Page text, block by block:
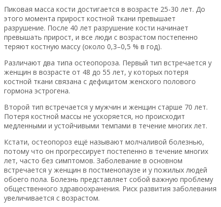
Пиковая масса кости достигается в возрасте 25-30 лет. До
этого момента прирост костной ткани превышает
разрушение. После 40 лет разрушение кости начинает
превышать прирост, и все люди с возрастом постепенно
теряют костную массу (около 0,3–0,5 % в год).
Различают два типа остеопороза. Первый тип встречается у
женщин в возрасте от 48 до 55 лет, у которых потеря
костной ткани связана с дефицитом женского полового
гормона эстрогена.
Второй тип встречается у мужчин и женщин старше 70 лет.
Потеря костной массы не ускоряется, но происходит
медленными и устойчивыми темпами в течение многих лет.
Кстати, остеопороз ещё называют молчаливой болезнью,
потому что он прогрессирует постепенно в течение многих
лет, часто без симптомов. Заболевание в основном
встречается у женщин в постменопаузе и у пожилых людей
обоего пола. Болезнь представляет собой важную проблему
общественного здравоохранения. Риск развития заболевания
увеличивается с возрастом.